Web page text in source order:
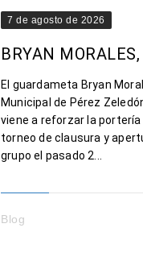
7 de agosto de 2026
BRYAN
El guardameta Bryan
Municipal de Pérez
viene a reforzar la portería
torneo de clausura y
grupo el pasado 2...
Blog